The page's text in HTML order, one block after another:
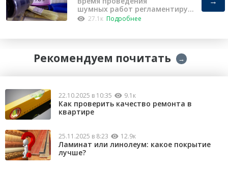
шумных работ регламентирует
«Закон о тишине».
27.1к Подробнее
Рекомендуем почитать →
22.10.2025 в 10:35 9.1к
Как проверить качество ремонта в
квартире
25.11.2025 в 8:23 12.9к
Ламинат или линолеум: какое покрытие
лучше?